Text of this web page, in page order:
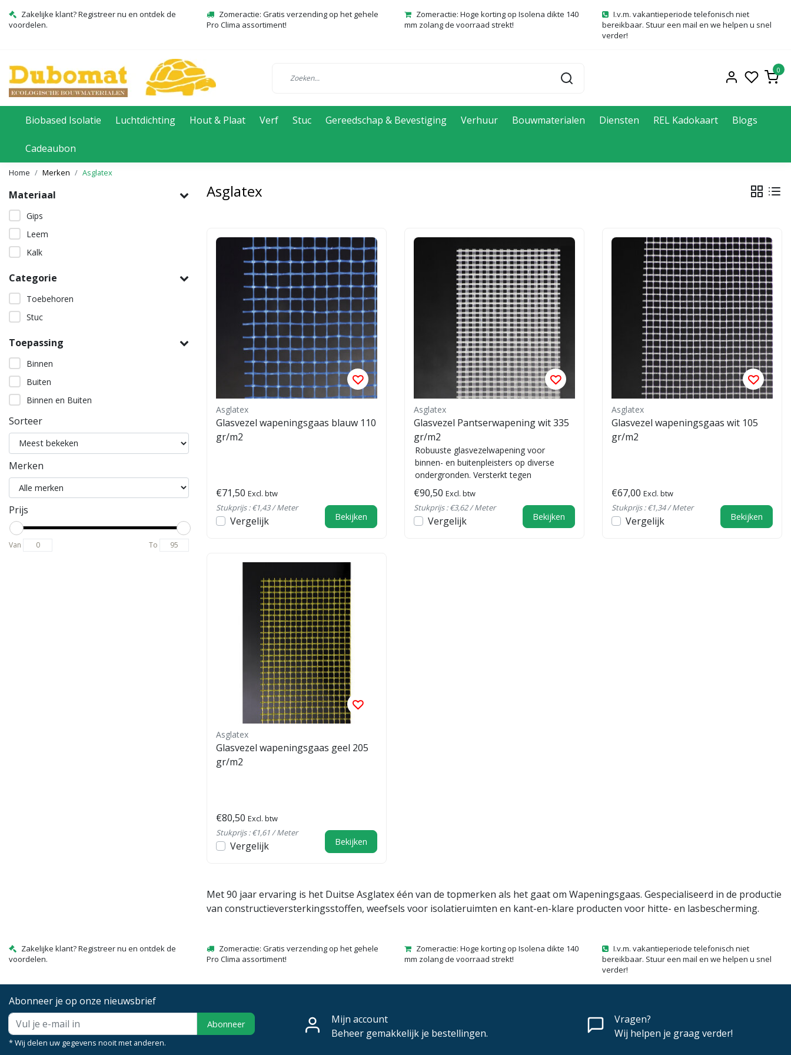
Zakelijke klant? Registreer nu en ontdek de
voordelen.
Zomeractie: Gratis verzending op het gehele
Pro Clima assortiment!
Zomeractie: Hoge korting op Isolena dikte 140
mm zolang de voorraad strekt!
I.v.m. vakantieperiode telefonisch niet
bereikbaar. Stuur een mail en we helpen u snel
verder!
0
Biobased Isolatie Luchtdichting Hout & Plaat Verf Stuc Gereedschap & Bevestiging Verhuur Bouwmaterialen Diensten REL Kadokaart Blogs
Cadeaubon
Home Merken Asglatex
Materiaal
Gips
Leem
Kalk
Categorie
Toebehoren
Stuc
Toepassing
Binnen
Buiten
Binnen en Buiten
Sorteer
Merken
Prijs
Van To
Asglatex
Asglatex
Glasvezel wapeningsgaas blauw 110
gr/m2
€71,50 Excl. btw
Stukprijs : €1,43 / Meter
Vergelijk Bekijken
Asglatex
Glasvezel Pantserwapening wit 335
gr/m2
Robuuste glasvezelwapening voor
binnen- en buitenpleisters op diverse
ondergronden. Versterkt tegen
scheurvorming, eenv...
€90,50 Excl. btw
Stukprijs : €3,62 / Meter
Vergelijk Bekijken
Asglatex
Glasvezel wapeningsgaas wit 105
gr/m2
€67,00 Excl. btw
Stukprijs : €1,34 / Meter
Vergelijk Bekijken
Asglatex
Glasvezel wapeningsgaas geel 205
gr/m2
€80,50 Excl. btw
Stukprijs : €1,61 / Meter
Vergelijk Bekijken
Met 90 jaar ervaring is het Duitse Asglatex één van de topmerken als het gaat om Wapeningsgaas. Gespecialiseerd in de productie
van constructieversterkingsstoffen, weefsels voor isolatieruimten en kant-en-klare producten voor hitte- en lasbescherming.
Zakelijke klant? Registreer nu en ontdek de
voordelen.
Zomeractie: Gratis verzending op het gehele
Pro Clima assortiment!
Zomeractie: Hoge korting op Isolena dikte 140
mm zolang de voorraad strekt!
I.v.m. vakantieperiode telefonisch niet
bereikbaar. Stuur een mail en we helpen u snel
verder!
Abonneer je op onze nieuwsbrief
Abonneer
* Wij delen uw gegevens nooit met anderen.
Mijn account
Beheer gemakkelijk je bestellingen.
Vragen?
Wij helpen je graag verder!